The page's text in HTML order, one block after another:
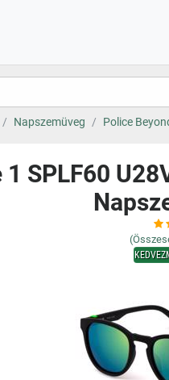
Napszemüveg Police
SPLF60